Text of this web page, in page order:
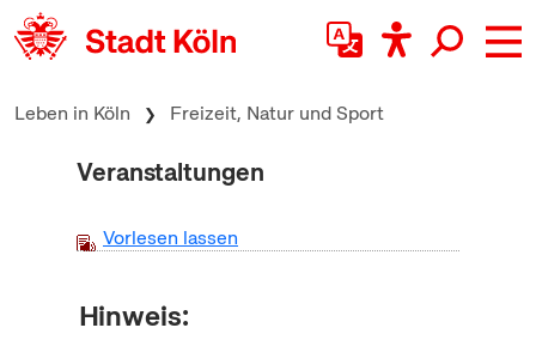
zum Inhalt springen
Leben in Köln Freizeit, Natur und Sport
Veranstaltungen
Vorlesen lassen
Hinweis: